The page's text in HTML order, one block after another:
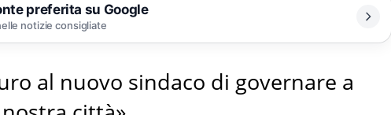
preferita su Google
notizie consigliate
al nuovo sindaco di governare a